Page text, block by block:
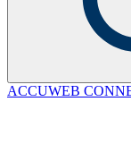
ACCUWEB